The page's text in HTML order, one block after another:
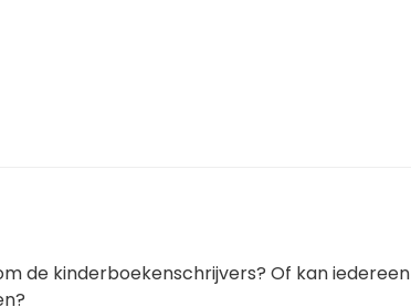
de kinderboekenschrijvers? Of kan iedereen